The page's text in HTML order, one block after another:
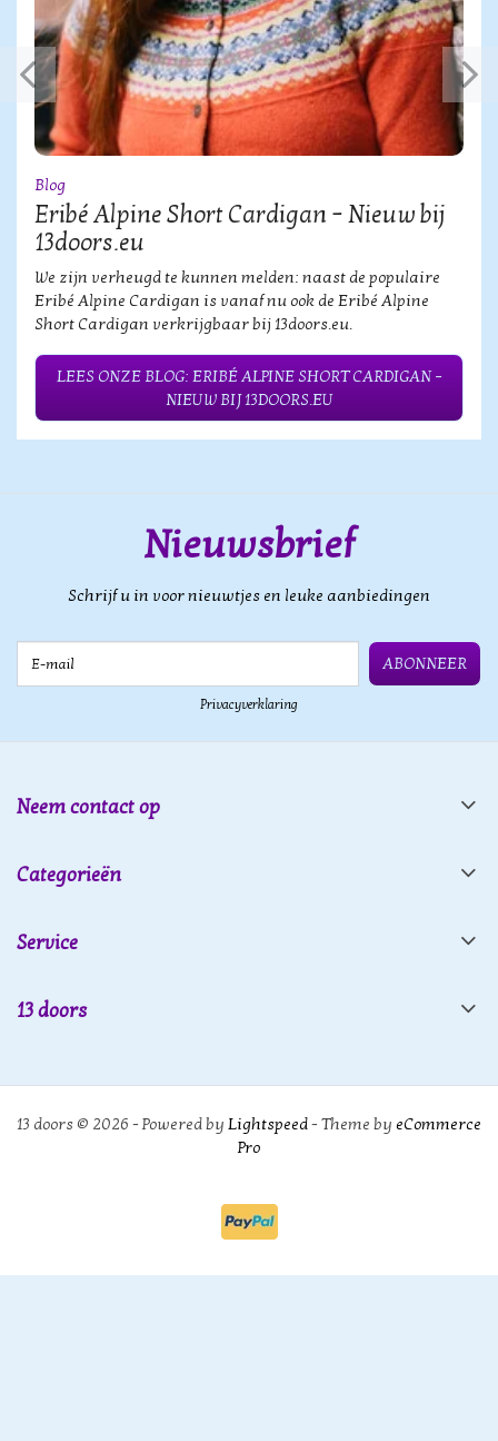
Blog
Eribé Alpine Short Cardigan – Nieuw bij
13doors.eu
We zijn verheugd te kunnen melden: naast de populaire
Eribé Alpine Cardigan is vanaf nu ook de Eribé Alpine
Short Cardigan verkrijgbaar bij 13doors.eu.
LEES ONZE BLOG: ERIBÉ ALPINE SHORT CARDIGAN –
NIEUW BIJ 13DOORS.EU
Nieuwsbrief
Schrijf u in voor nieuwtjes en leuke aanbiedingen
ABONNEER
Privacyverklaring
Neem contact op
Categorieën
Service
13 doors
13 doors © 2026 - Powered by Lightspeed- Theme by eCommerce
Pro